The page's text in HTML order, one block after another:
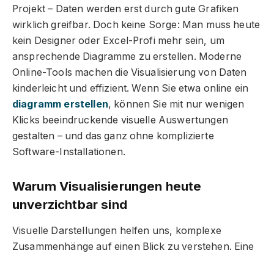
Projekt – Daten werden erst durch gute Grafiken
wirklich greifbar. Doch keine Sorge: Man muss heute
kein Designer oder Excel-Profi mehr sein, um
ansprechende Diagramme zu erstellen. Moderne
Online-Tools machen die Visualisierung von Daten
kinderleicht und effizient. Wenn Sie etwa online ein
diagramm erstellen, können Sie mit nur wenigen
Klicks beeindruckende visuelle Auswertungen
gestalten – und das ganz ohne komplizierte
Software-Installationen.
Warum Visualisierungen heute
unverzichtbar sind
Visuelle Darstellungen helfen uns, komplexe
Zusammenhänge auf einen Blick zu verstehen. Eine